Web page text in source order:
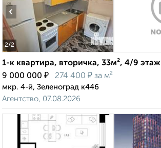
2/2
‹
1-к квартира, вторичка, 33м², 4/9 этаж
9 000 000 ₽ 274 400 ₽ за м²
мкр. 4-й, Зеленоград к446
Агентство, 07.08.2026